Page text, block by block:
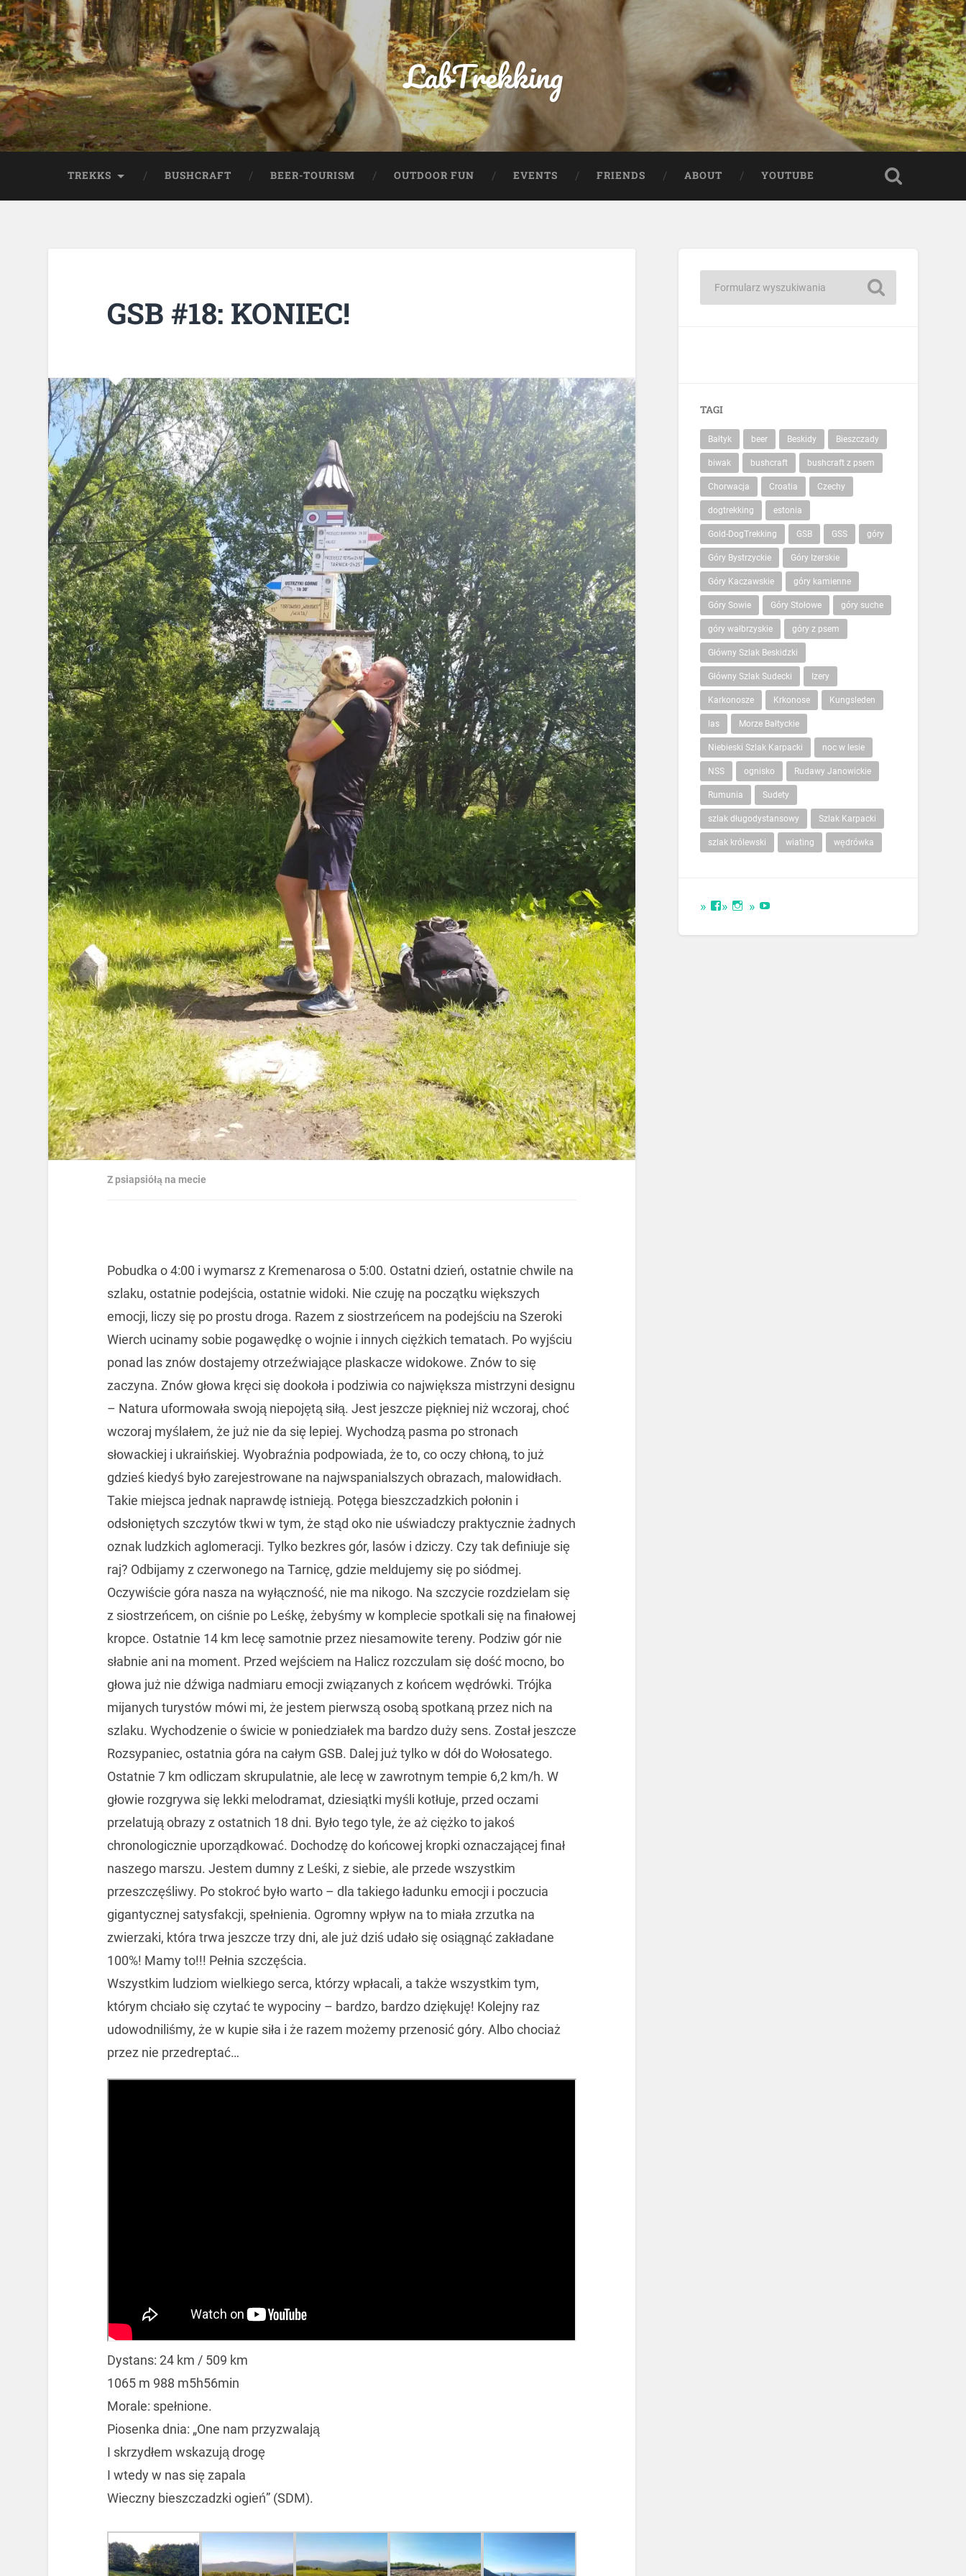
LabTrekking
TREKKS BUSHCRAFT BEER-TOURISM OUTDOOR FUN EVENTS FRIENDS ABOUT YOUTUBE
GSB #18: KONIEC!
Z psiapsiółą na mecie
Pobudka o 4:00 i wymarsz z Kremenarosa o 5:00. Ostatni dzień, ostatnie chwile na
szlaku, ostatnie podejścia, ostatnie widoki. Nie czuję na początku większych
emocji, liczy się po prostu droga. Razem z siostrzeńcem na podejściu na Szeroki
Wierch ucinamy sobie pogawędkę o wojnie i innych ciężkich tematach. Po wyjściu
ponad las znów dostajemy otrzeźwiające plaskacze widokowe. Znów to się
zaczyna. Znów głowa kręci się dookoła i podziwia co największa mistrzyni designu
– Natura uformowała swoją niepojętą siłą. Jest jeszcze piękniej niż wczoraj, choć
wczoraj myślałem, że już nie da się lepiej. Wychodzą pasma po stronach
słowackiej i ukraińskiej. Wyobraźnia podpowiada, że to, co oczy chłoną, to już
gdzieś kiedyś było zarejestrowane na najwspanialszych obrazach, malowidłach.
Takie miejsca jednak naprawdę istnieją. Potęga bieszczadzkich połonin i
odsłoniętych szczytów tkwi w tym, że stąd oko nie uświadczy praktycznie żadnych
oznak ludzkich aglomeracji. Tylko bezkres gór, lasów i dziczy. Czy tak definiuje się
raj? Odbijamy z czerwonego na Tarnicę, gdzie meldujemy się po siódmej.
Oczywiście góra nasza na wyłączność, nie ma nikogo. Na szczycie rozdzielam się
z siostrzeńcem, on ciśnie po Leśkę, żebyśmy w komplecie spotkali się na finałowej
kropce. Ostatnie 14 km lecę samotnie przez niesamowite tereny. Podziw gór nie
słabnie ani na moment. Przed wejściem na Halicz rozczulam się dość mocno, bo
głowa już nie dźwiga nadmiaru emocji związanych z końcem wędrówki. Trójka
mijanych turystów mówi mi, że jestem pierwszą osobą spotkaną przez nich na
szlaku. Wychodzenie o świcie w poniedziałek ma bardzo duży sens. Został jeszcze
Rozsypaniec, ostatnia góra na całym GSB. Dalej już tylko w dół do Wołosatego.
Ostatnie 7 km odliczam skrupulatnie, ale lecę w zawrotnym tempie 6,2 km/h. W
głowie rozgrywa się lekki melodramat, dziesiątki myśli kotłuje, przed oczami
przelatują obrazy z ostatnich 18 dni. Było tego tyle, że aż ciężko to jakoś
chronologicznie uporządkować. Dochodzę do końcowej kropki oznaczającej finał
naszego marszu. Jestem dumny z Leśki, z siebie, ale przede wszystkim
przeszczęśliwy. Po stokroć było warto – dla takiego ładunku emocji i poczucia
gigantycznej satysfakcji, spełnienia. Ogromny wpływ na to miała zrzutka na
zwierzaki, która trwa jeszcze trzy dni, ale już dziś udało się osiągnąć zakładane
100%! Mamy to!!! Pełnia szczęścia.
Wszystkim ludziom wielkiego serca, którzy wpłacali, a także wszystkim tym,
którym chciało się czytać te wypociny – bardzo, bardzo dziękuję! Kolejny raz
udowodniliśmy, że w kupie siła i że razem możemy przenosić góry. Albo chociaż
przez nie przedreptać…
Dystans: 24 km / 509 km
1065 m 988 m5h56min
Morale: spełnione.
Piosenka dnia: „One nam przyzwalają
I skrzydłem wskazują drogę
I wtedy w nas się zapala
Wieczny bieszczadzki ogień” (SDM).
TAGI
Bałtyk beer Beskidy Bieszczady
biwak bushcraft bushcraft z psem
Chorwacja Croatia Czechy
dogtrekking estonia
Gold-DogTrekking GSB GSS góry
Góry Bystrzyckie Góry Izerskie
Góry Kaczawskie góry kamienne
Góry Sowie Góry Stołowe góry suche
góry wałbrzyskie góry z psem
Główny Szlak Beskidzki
Główny Szlak Sudecki Izery
Karkonosze Krkonose Kungsleden
las Morze Bałtyckie
Niebieski Szlak Karpacki noc w lesie
NSS ognisko Rudawy Janowickie
Rumunia Sudety
szlak długodystansowy Szlak Karpacki
szlak królewski wiating wędrówka